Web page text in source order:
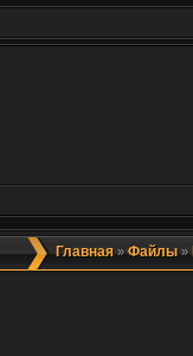
Главная»Файлы»